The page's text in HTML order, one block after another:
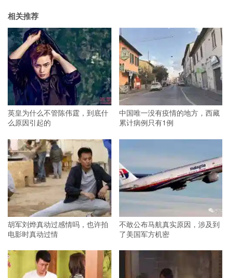
相关推荐
英皇为什么不管陈伟霆，到底什
么原因引起的
中国唯一没有疫情的地方，西藏
累计病例只有1例
胡军刘烨真动过感情吗，也许拍
电影时真动过情
不敢公布马航真实原因，涉及到
了美国军方机密